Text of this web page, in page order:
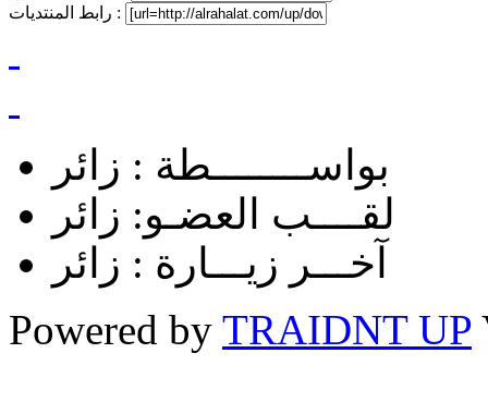
رابط المنتديات :
بواســــــــطة : زائر
لقــــب العضـو: زائر
آخـــر زيـــارة : زائر
Powered by TRAIDNT UP